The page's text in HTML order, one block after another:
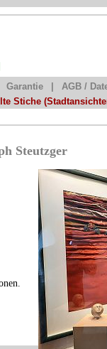
Garantie AGB /
Stiche
Steutzger